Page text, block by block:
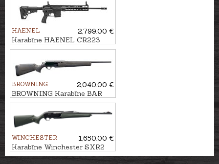
HAENEL
2,799.00 €
Karabīne HAENEL CR223
kal.223Rem. 365mm
BROWNING
2,040.00 €
BROWNING Karabīne BAR
4X Hunter Brown/Black kal.
.30-06 M14x1
WINCHESTER
1,650.00 €
Karabīne Winchester SXR2
Stealth Threaded kal.